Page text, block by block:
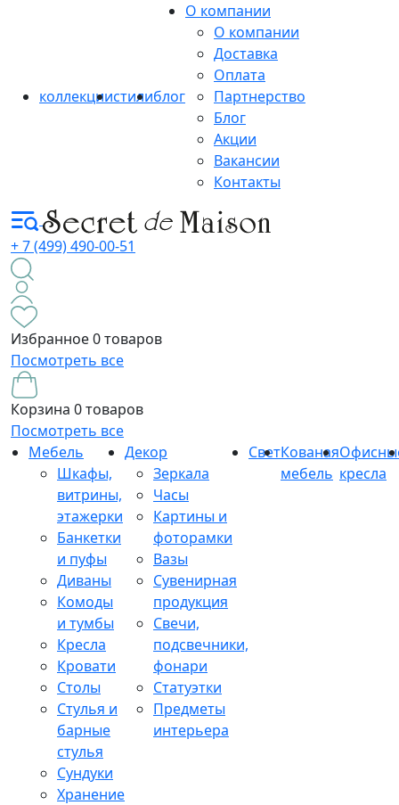
коллекциистилиблог
О компании
О компании
Доставка
Оплата
Партнерство
Блог
Акции
Вакансии
Контакты
+ 7 (499) 490-00-51
Избранное0 товаров
Посмотреть все
Корзина 0 товаров
Посмотреть все
Мебель
Шкафы,
витрины,
этажерки
Банкетки
и пуфы
Диваны
Комоды
и тумбы
Кресла
Кровати
Столы
Стулья и
барные
стулья
Сундуки
Хранение
Декор
Зеркала
Часы
Картины и
фоторамки
Вазы
Сувенирная
продукция
Свечи,
подсвечники,
фонари
Статуэтки
Предметы
интерьера
СветКованая
мебель кресла